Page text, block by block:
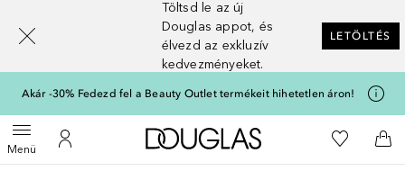
Töltsd le az új
Douglas appot, és
élvezd az exkluzív
kedvezményeket.
LETÖLTÉS
Akár -30% Fedezd fel a Beauty Outlet termékeit hihetetlen áron!
MenüMenü megnyitása
A fiókomhoz
A Douglas Főoldalra
A
Menj vissza
Keresés végrehajtása
[navigation.slideout.screenreader]